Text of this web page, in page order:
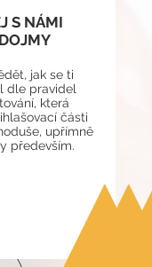
S NÁMI
jak se ti
dle pravidel
která
části
upřímně
především.